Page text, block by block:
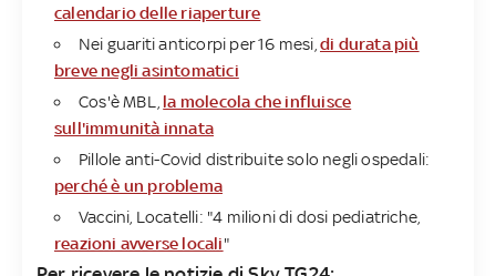
calendario delle riaperture
Nei guariti anticorpi per 16 mesi, di durata più
breve negli asintomatici
Cos'è MBL, la molecola che influisce
sull'immunità innata
Pillole anti-Covid distribuite solo negli ospedali:
perché è un problema
Vaccini, Locatelli: "4 milioni di dosi pediatriche,
reazioni avverse locali"